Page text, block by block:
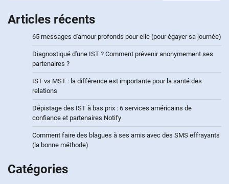
Articles récents
65 messages d'amour profonds pour elle (pour égayer sa journée)
Diagnostiqué d'une IST ? Comment prévenir anonymement ses
partenaires ?
IST vs MST : la différence est importante pour la santé des
relations
Dépistage des IST à bas prix : 6 services américains de
confiance et partenaires Notify
Comment faire des blagues à ses amis avec des SMS effrayants
(la bonne méthode)
Catégories